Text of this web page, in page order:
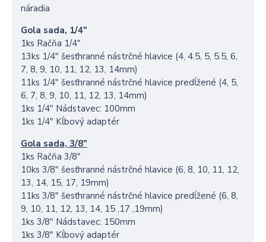
náradia
Gola sada, 1/4"
1ks Račňa 1/4"
13ks 1/4" šesťhranné nástrčné hlavice (4, 4.5, 5, 5.5, 6,
7, 8, 9, 10, 11, 12, 13, 14mm)
11ks 1/4" šesťhranné nástrčné hlavice predĺžené (4, 5,
6, 7, 8, 9, 10, 11, 12, 13, 14mm)
1ks 1/4" Nádstavec: 100mm
1ks 1/4" Kĺbový adaptér
Gola sada, 3/8"
1ks Račňa 3/8"
10ks 3/8" šesťhranné nástrčné hlavice (6, 8, 10, 11, 12,
13, 14, 15, 17, 19mm)
11ks 3/8" šesťhranné nástrčné hlavice predĺžené (6, 8,
9, 10, 11, 12, 13, 14, 15 ,17 ,19mm)
1ks 3/8" Nádstavec: 150mm
1ks 3/8" Kĺbový adaptér